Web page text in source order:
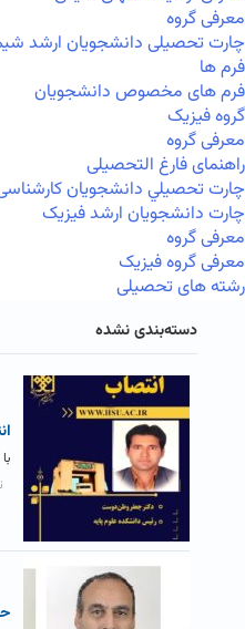
معرفی گروه
چارت تحصیلی دانشجویان ارشد
فرم ها
فرم های مخصوص دانشجویان
گروه فیزیک
معرفی گروه
راهنمای فارغ التحصیلی
چارت تحصيلي دانشجویان
چارت دانشجویان ارشد فیزیک
معرفی گروه
معرفی گروه فیزیک
رشته های تحصیلی
دسته‌بندی نشده